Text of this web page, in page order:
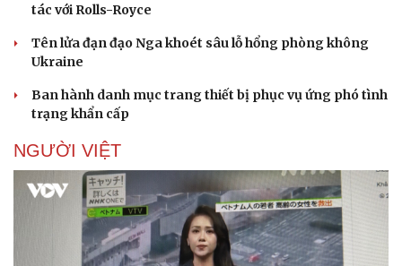
tác với Rolls-Royce
Tên lửa đạn đạo Nga khoét sâu lỗ hổng phòng không
Ukraine
Ban hành danh mục trang thiết bị phục vụ ứng phó tình
trạng khẩn cấp
NGƯỜI VIỆT